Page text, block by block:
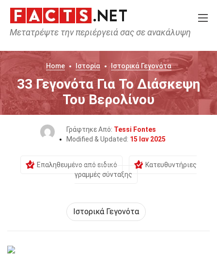
Μετατρέψτε την περιέργειά σας σε ανακάλυψη
Home Ιστορία Ιστορικά Γεγονότα
33 Γεγονότα Για Το Διάσκεψη
Του Βερολίνου
Γράφτηκε Από: Tessi Fontes
Modified & Updated: 15 Ιαν 2025
Επαληθευμένο από ειδικό
Κατευθυντήριες
γραμμές σύνταξης
Ιστορικά Γεγονότα